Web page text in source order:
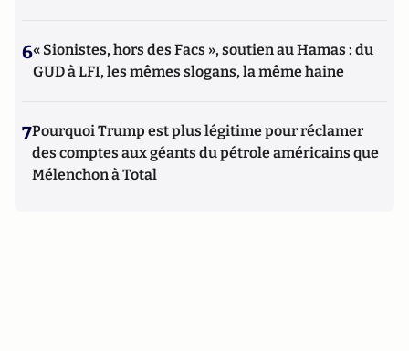
6« Sionistes, hors des Facs », soutien au Hamas : du
GUD à LFI, les mêmes slogans, la même haine
7Pourquoi Trump est plus légitime pour réclamer
des comptes aux géants du pétrole américains que
Mélenchon à Total